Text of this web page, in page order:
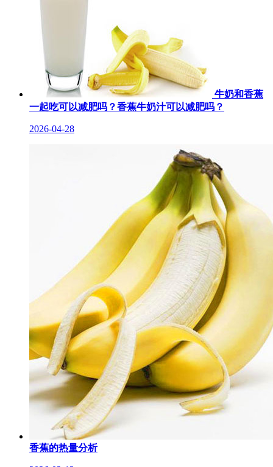
牛奶和香蕉
一起吃可以减肥吗？香蕉牛奶汁可以减肥吗？
2026-04-28
香蕉的热量分析